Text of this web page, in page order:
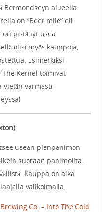
Bermondseyn alueella
on “Beer mile” eli
pistänyt usea
olisi myös kauppoja,
Esimerkiksi
Kernel toimivat
vietän varmasti
)
usean pienpanimon
suoraan panimoilta.
Kauppa on aika
valikoimalla.
Co. – Into The Cold